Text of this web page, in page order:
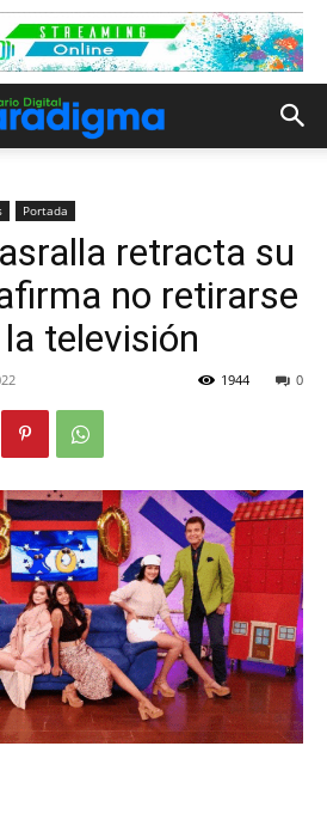
Portada
retracta su
no retirarse
televisión
0
1944